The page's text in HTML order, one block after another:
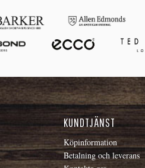
KUNDTJÄNST
Köpinformation
Betalning och leverans